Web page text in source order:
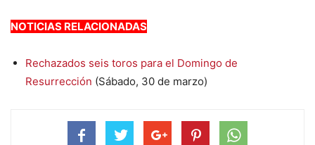
NOTICIAS RELACIONADAS
Rechazados seis toros para el Domingo de
Resurrección (Sábado, 30 de marzo)